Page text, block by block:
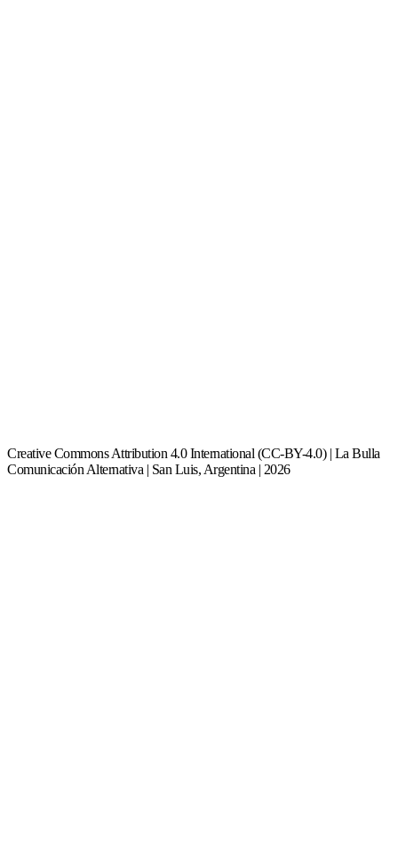
Creative Commons Attribution 4.0 International (CC-BY-4.0) | La Bulla
Comunicación Alternativa | San Luis, Argentina | 2026